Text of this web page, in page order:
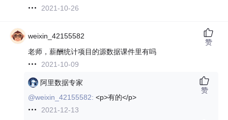
2021-10-26
weixin_42155582
老师，薪酬统计项目的源数据课件里有吗
2021-10-09
赞
阿里数据专家
@weixin_42155582:<p>有的</p>
2021-12-13
赞